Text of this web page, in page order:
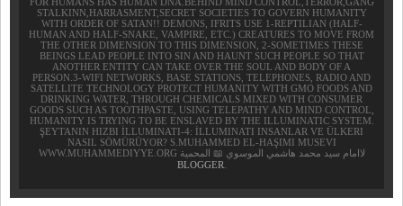
STALKINN,HARRASMENT,SECRET SOCIETIES TO GOVERN HUMANITY
WITH ORDER OF SATAN!! DEMONS, IFRITS USE 1-REPTILIAN (HALF-
HUMAN AND HALF-SNAKE, VAMPIRE, ETC.) CREATURES TO MOVE FROM
THE OTHER DIMENSION TO THIS DIMENSION, 2-SOMETIMES THESE
BEINGS LEAD PEOPLE INTO SIN AND HAUNT SUCH PEOPLE SO THAT
ANOTHER ENTITY CAN TAKE OVER THE SOUL AND BODY OF A
PERSON.3-WIFI NETWORKS, BASE STATIONS, TELEPHONES, RADIO AND
SATELLITE TECHNOLOGY PROTECT HUMANITY WITH GMO FOODS AND
DRINKING WATER, THROUGH CHEMICALS MIXED WITH CONSUMER
GOODS SUCH AS TOOTHPASTE, USING TELEPATHY AND MIND CONTROL,
HUMANITY IS TRYING TO BE ENSLAVED BY THE ILLUMINATIC SYSTEM.
ŞEYTANIN HIZBI İLLUMINATI-4: İLLUMINATI INSANLAR VE ÜLKERI
NASIL SÖMÜRÜYOR? S.MUHAMMED EL-HAŞIMI MUSEVI
WWW.MUHAMMEDIYYE.ORG لاامام سيد محمد هاشمي الموسوي 📖 المحمية
BLOGGER